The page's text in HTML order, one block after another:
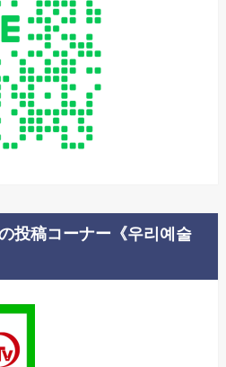
投稿コーナー《우리예술